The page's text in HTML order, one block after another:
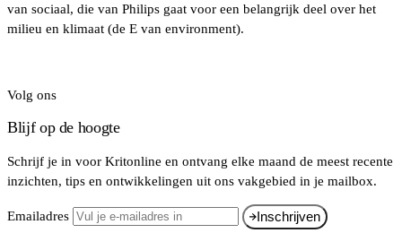
van sociaal, die van Philips gaat voor een belangrijk deel over het
milieu en klimaat (de E van environment).
Volg ons
Blijf op de hoogte
Schrijf je in voor Kritonline en ontvang elke maand de meest recente
inzichten, tips en ontwikkelingen uit ons vakgebied in je mailbox.
Emailadres Inschrijven